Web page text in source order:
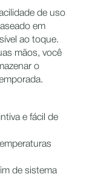
de uso
em
ao toque.
mãos, você
o
e fácil de
de sistema